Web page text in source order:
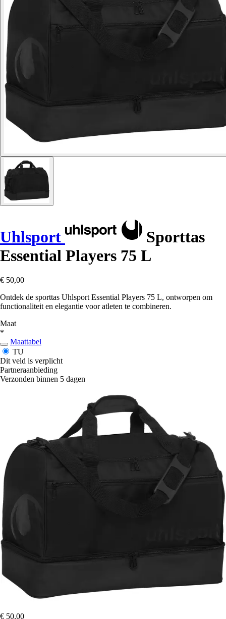
Uhlsport
Sporttas
Essential Players 75 L
€ 50,00
Ontdek de sporttas Uhlsport Essential Players 75 L, ontworpen om
functionaliteit en elegantie voor atleten te combineren.
Maat
*
Maattabel
TU
Dit veld is verplicht
Partneraanbieding
Verzonden binnen 5 dagen
€ 50,00